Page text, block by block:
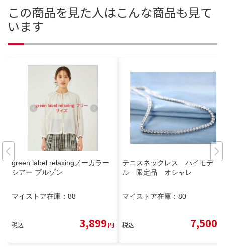
この商品を見た人はこんな商品も見て
います
green label relaxingノーカラー
シアー ブルゾン
マイストア在庫： 88
税込 3,899円
テニスネックレス ハイモデ
ル 限定品 オシャレ
マイストア在庫： 80
税込 7,500